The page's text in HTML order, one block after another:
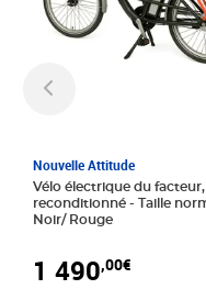
Nouvelle Attitude
Vélo électrique du facteur,
reconditionné - Taille normale -
Noir/ Rouge
1 490,00€